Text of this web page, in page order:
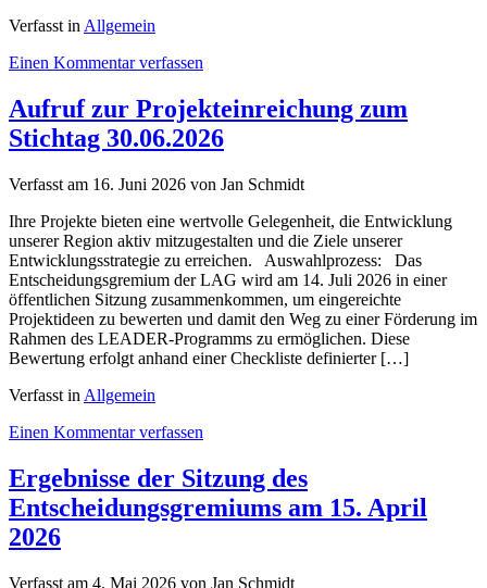
Verfasst inAllgemein
Einen Kommentar verfassen
mitmachen:
Online-
Umfrage
Zwischenevaluierung der
2023-
2027
Aufruf zur Projekteinreichung zum
Stichtag 30.06.2026
Verfasst am 16. Juni 2026 von Jan Schmidt
Ihre Projekte bieten eine wertvolle Gelegenheit, die Entwicklung
unserer Region aktiv mitzugestalten und die Ziele unserer
Entwicklungsstrategie zu erreichen. Auswahlprozess: Das
Entscheidungsgremium der LAG wird am 14. Juli 2026 in einer
öffentlichen Sitzung zusammenkommen, um eingereichte
Projektideen zu bewerten und damit den Weg zu einer Förderung im
Rahmen des LEADER-Programms zu ermöglichen. Diese
Bewertung erfolgt anhand einer Checkliste definierter […]
Verfasst in Allgemein
Einen Kommentar verfassen
zur
Projekteinreichung
zum
Ergebnisse der Sitzung des
Entscheidungsgremiums am 15. April
2026
Verfasst am 4. Mai 2026 von Jan Schmidt